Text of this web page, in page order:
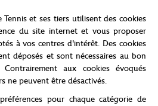
TU
Tennis et ses tiers utilisent des cookies
du site internet et vous proposer
à vos centres d'intérêt. Des cookies
déposés et sont nécessaires au bon
aux cookies évoqués
ne peuvent être désactivés.
pour chaque catégorie de